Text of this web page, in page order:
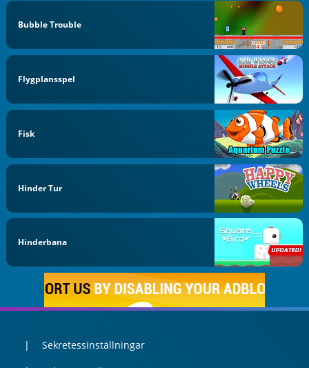
Bubble Trouble
Flygplansspel
Fisk
Hinder Tur
Hinderbana
Sekretessinställningar